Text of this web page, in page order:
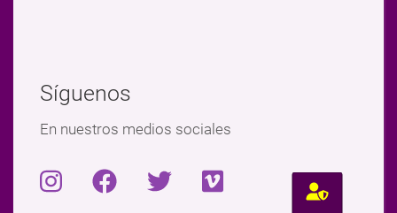
Síguenos
En nuestros medios sociales